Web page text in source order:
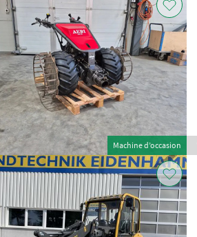
Machine d’occasion